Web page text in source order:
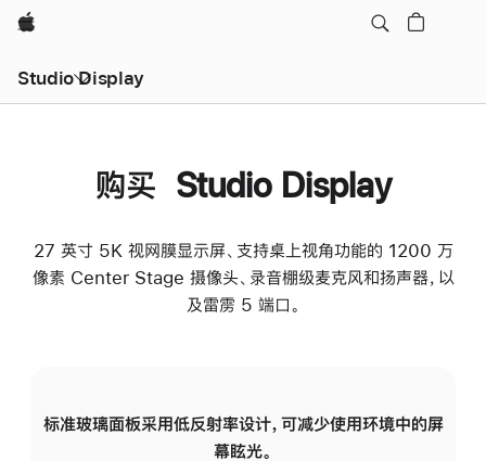
Apple
Studio Display
购买 Studio Display
27 英寸 5K 视网膜显示屏、支持桌上视角功能的 1200 万
像素 Center Stage 摄像头、录音棚级麦克风和扬声器，以
及雷雳 5 端口。
标准玻璃面板采用低反射率设计，可减少使用环境中的屏
幕眩光。